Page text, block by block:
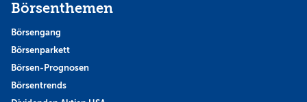
Börsenthemen
Börsengang
Börsenparkett
Börsen-Prognosen
Börsentrends